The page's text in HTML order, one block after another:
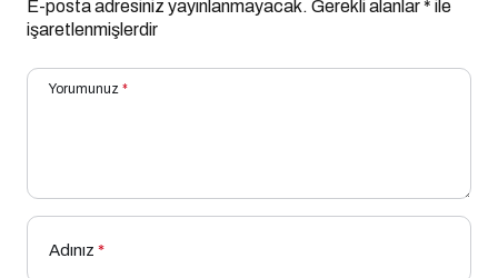
E-posta adresiniz yayınlanmayacak. Gerekli alanlar* ile
işaretlenmişlerdir
Yorumunuz *
Adınız *